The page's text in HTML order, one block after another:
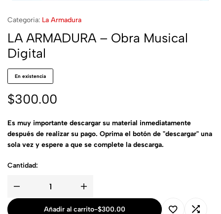
Categoria: La Armadura
LA ARMADURA – Obra Musical
Digital
En existencia
$300.00
Es muy importante descargar su material inmediatamente
después de realizar su pago. Oprima el botón de "descargar" una
sola vez y espere a que se complete la descarga.
Cantidad:
Añadir al carrito-$300.00